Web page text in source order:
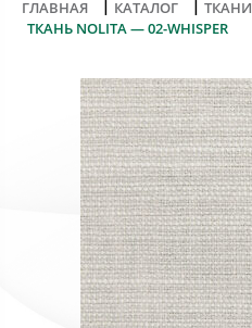
ГЛАВНАЯ | КАТАЛОГ | ТКАНИ
ТКАНЬ NOLITA — 02-WHISPER